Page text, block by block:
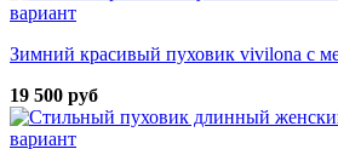
вариант
Зимний красивый пуховик vivilona с
19 500 руб
вариант